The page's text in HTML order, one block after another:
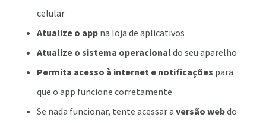
celular
Atualize o app na loja de aplicativos
Atualize o sistema operacionaldo seu aparelho
Permita acesso à internet e notificações para
que o app funcione corretamente
Se nada funcionar, tente acessar a versão webdo